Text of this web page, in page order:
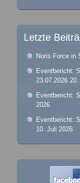
Letzte
Noris Force in
Eventbericht:
23.07.2026
Eventbericht:
2026
Eventbericht:
10. Juli 2026